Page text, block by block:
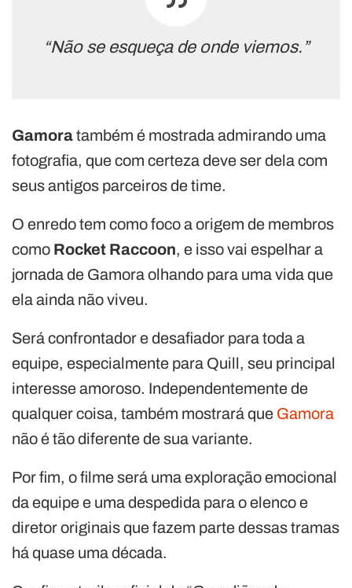
“Não se esqueça de onde viemos.”
Gamoratambém é mostrada admirando uma
fotografia, que com certeza deve ser dela com
seus antigos parceiros de time.
O enredo tem como foco a origem de membros
como Rocket Raccoon, e isso vai espelhar a
jornada de Gamora olhando para uma vida que
ela ainda não viveu.
Será confrontador e desafiador para toda a
equipe, especialmente para Quill, seu principal
interesse amoroso. Independentemente de
qualquer coisa, também mostrará que Gamora
não é tão diferente de sua variante.
Por fim, o filme será uma exploração emocional
da equipe e uma despedida para o elenco e
diretor originais que fazem parte dessas tramas
há quase uma década.